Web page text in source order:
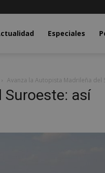
Especiales
Avanza la Autopista Madrileña del
así